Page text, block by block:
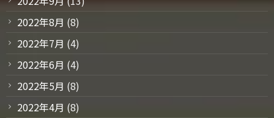
2022年8月 (8)
2022年7月 (4)
2022年6月 (4)
2022年5月 (8)
2022年4月 (8)